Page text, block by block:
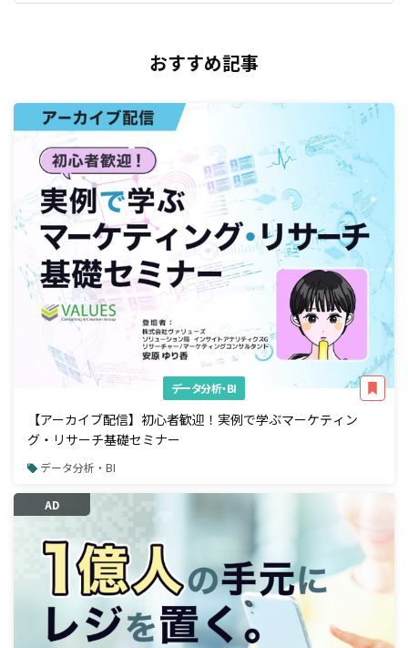
おすすめ記事
データ分析・BI
【アーカイブ配信】初心者歓迎！実例で学ぶマーケティン
グ・リサーチ基礎セミナー
データ分析・BI
AD